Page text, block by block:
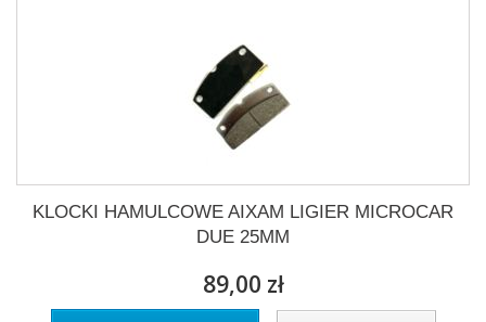
KLOCKI HAMULCOWE AIXAM LIGIER MICROCAR
DUE 25MM
89,00 zł